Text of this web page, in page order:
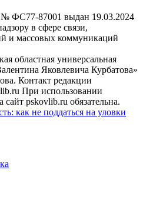
ФС77-87001 выдан 19.03.2024
в сфере связи,
и массовых коммуникаций
областная универсальная
Яковлевича Курбатова»
Контакт редакции
При использовании
pskovlib.ru обязательна.
как не поддаться на уловки